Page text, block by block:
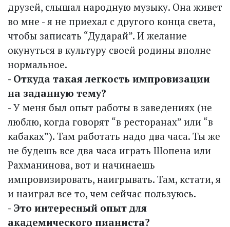
друзей, слышал народную музыку. Она живет
во мне - я не приехал с другого конца света,
чтобы записать “Дударай”. И желание
окунуться в культуру своей родины вполне
нормальное.
- Откуда такая легкость импровизации
на заданную тему?
- У меня был опыт работы в заведениях (не
люблю, когда говорят “в ресторанах” или “в
кабаках”). Там работать надо два часа. Ты же
не будешь все два часа играть Шопена или
Рахманинова, вот и начинаешь
импровизировать, наигрывать. Там, кстати, я
и наиграл все то, чем сейчас пользуюсь.
- Это интересный опыт для
академического пианиста?